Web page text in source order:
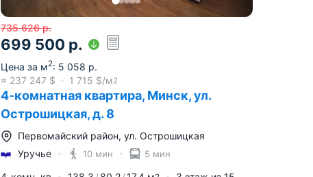
735 626 р.
699 500 р.
Цена за м2: 5 058 р.
≈ 237 247 $ 1 715 $/м2
4-комнатная квартира, Минск, ул.
Острошицкая, д. 8
Первомайский район, ул. Острошицкая
Уручье
10 мин 5 мин